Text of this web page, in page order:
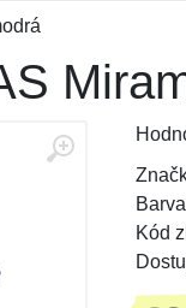
Kód